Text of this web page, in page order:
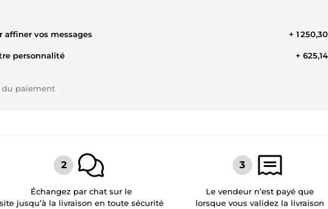
vos messages + 1
personnalité +
du paiement
Échangez par chat sur le
site jusqu’à la livraison en toute sécurité
Le vendeur n’est payé que
lorsque vous validez la livraison